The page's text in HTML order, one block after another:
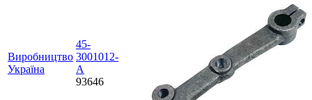
Виробництво
Україна
45-
3001012-
А
93646